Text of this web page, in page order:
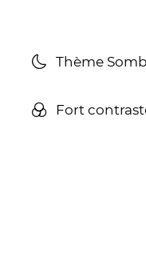
Thème
Fort